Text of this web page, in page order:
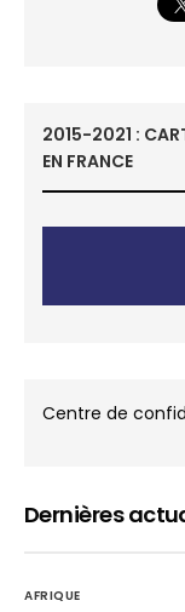
2015-2021 :
EN FRANCE
Centre de
Dernières
AFRIQUE